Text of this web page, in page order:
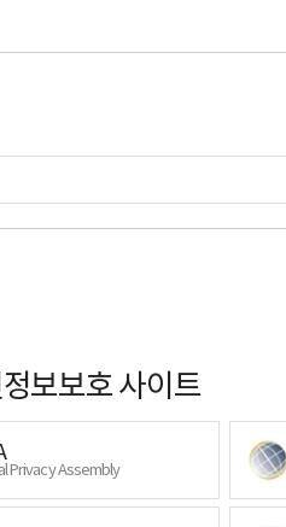
보보호 사이트
Privacy Assembly